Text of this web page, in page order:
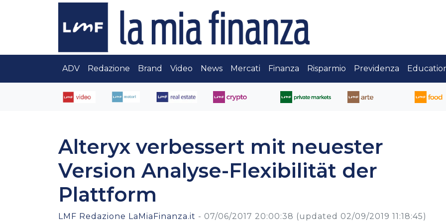
ADV Redazione Brand Video News Mercati Finanza Risparmio Previdenza
Alteryx verbessert mit neuester
Version Analyse-Flexibilität der
Plattform
LMF Redazione LaMiaFinanza.it - 07/06/2017 20:00:38 (updated 02/09/2019 11:18:45)